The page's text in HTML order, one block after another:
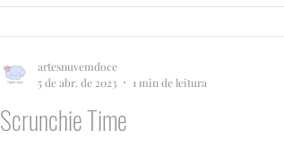
Scrunchie Time
artesnuvemdoce
5 de abr. de 2023
1 min de leitura